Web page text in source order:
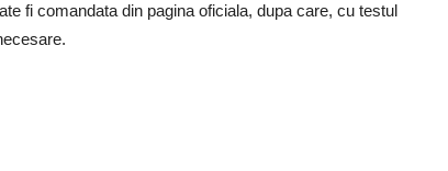
fi comandata din pagina oficiala, dupa care, cu testul